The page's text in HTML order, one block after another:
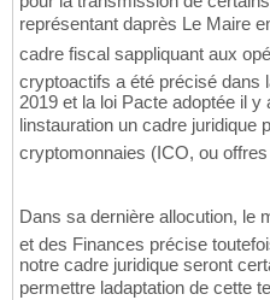
représentant daprès Le Maire
cadre fiscal sappliquant aux
cryptoactifs a été précisé dans
2019 et la loi Pacte adoptée il
linstauration un cadre
cryptomonnaies (ICO, ou
Dans sa dernière allocution, le
et des Finances précise
notre cadre juridique seront
permettre ladaptation de cette